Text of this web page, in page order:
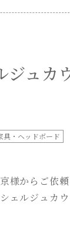
ジュカ
具・ヘッドボード
様からご依
ェルジュカ